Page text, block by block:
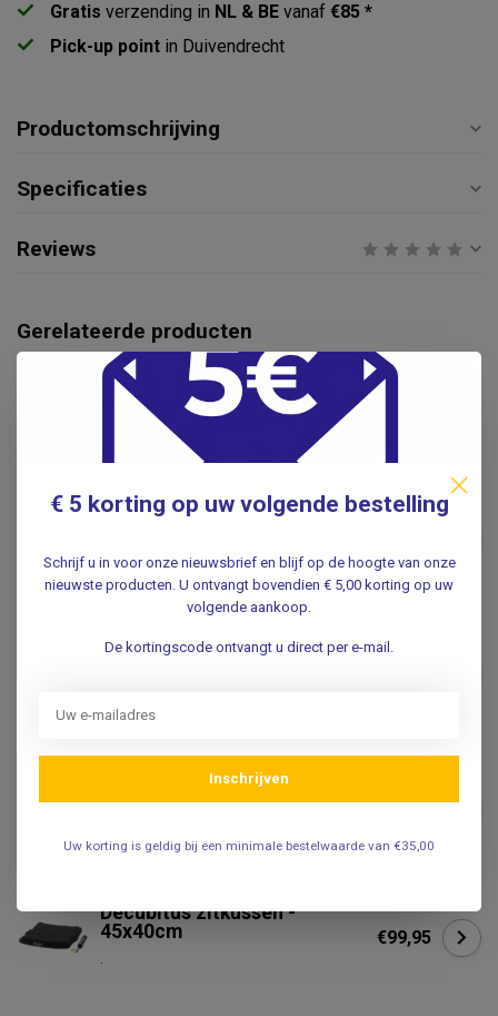
Gratis verzending in NL & BE vanaf €85 *
Pick-up point in Duivendrecht
Productomschrijving
Specificaties
Reviews
Gerelateerde producten
Kniekussen halfrond –
Ondersteuningskussen voor
Benen, Knieën en Rug
BACKJOY
Backjoy Zit- en rugkussen -
plus
.
Anti-decubitus lucht
zitkussen Deluxe met gel
Tempur Rugkussen/
reiskussen - met Tempur®
Niet op voorraad
Decubitus zitkussen -
45x40cm
.
€99,95
€ 5 korting op uw volgende bestelling
Schrijf u in voor onze nieuwsbrief en blijf op de hoogte van onze
nieuwste producten. U ontvangt bovendien € 5,00 korting op uw
volgende aankoop.
De kortingscode ontvangt u direct per e-mail.
Inschrijven
Uw korting is geldig bij een minimale bestelwaarde van €35,00